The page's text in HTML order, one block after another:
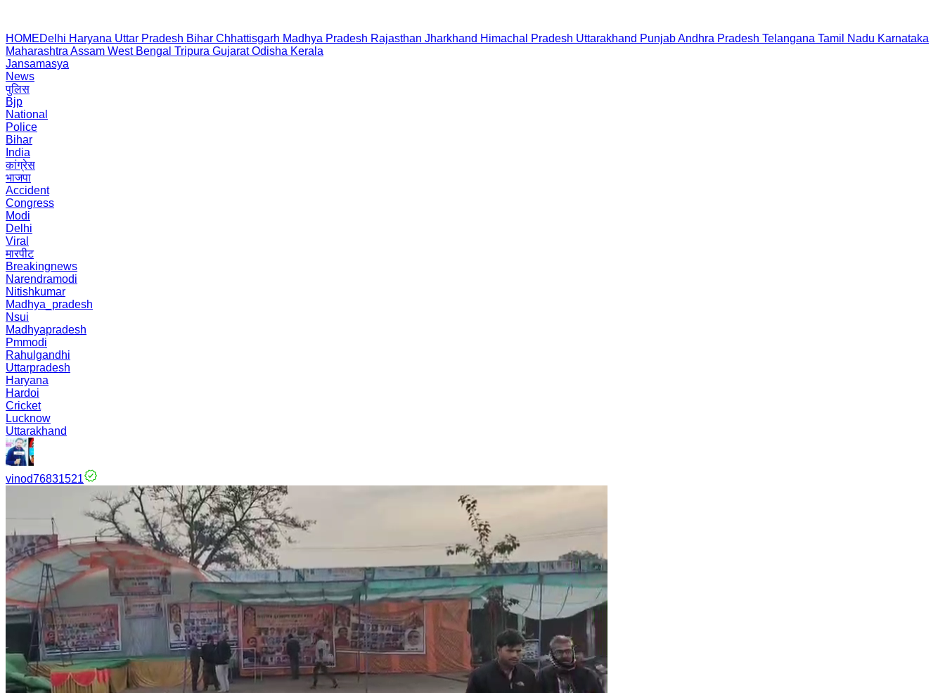
HOMEDelhi Haryana Uttar Pradesh Bihar Chhattisgarh Madhya Pradesh Rajasthan Jharkhand Himachal Pradesh Uttarakhand PunjabAndhra Pradesh Telangana Tamil Nadu Karnataka
Maharashtra Assam West Bengal Tripura Gujarat Odisha Kerala
Jansamasya
News
पुलिस
Bjp
National
Police
Bihar
India
कांग्रेस
भाजपा
Accident
Congress
Modi
Delhi
Viral
मारपीट
Breakingnews
Narendramodi
Nitishkumar
Madhya_pradesh
Nsui
Madhyapradesh
Pmmodi
Rahulgandhi
Uttarpradesh
Haryana
Hardoi
Cricket
Lucknow
Uttarakhand
vinod76831521